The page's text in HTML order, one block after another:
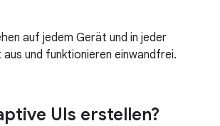
auf jedem Gerät und in jeder
und funktionieren einwandfrei.
UIs erstellen?